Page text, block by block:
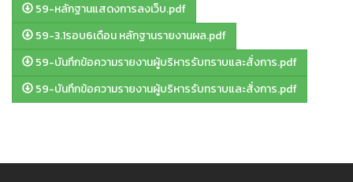
59-หลักฐานแสดงการลงเว็บ.pdf
59-3.1รอบ6เดือน หลักฐานรายงานผล.pdf
59-บันทึกข้อความรายงานผู้บริหารรับทราบและสั่งการ.pdf
59-บันทึกข้อความรายงานผู้บริหารรับทราบและสั่งการ.pdf